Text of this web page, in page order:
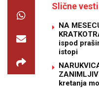
Slične vesti
NA
ispod
istopi
kretanja